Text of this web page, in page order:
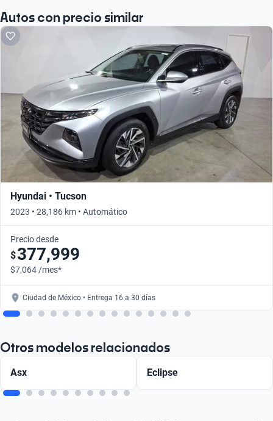
Autos con precio similar
Hyundai • Tucson
2023 • 28,186 km • Automático
Precio desde
$377,999
$7,064 /mes*
Ciudad de México • Entrega 16 a 30 días
Otros modelos relacionados
Asx Eclipse